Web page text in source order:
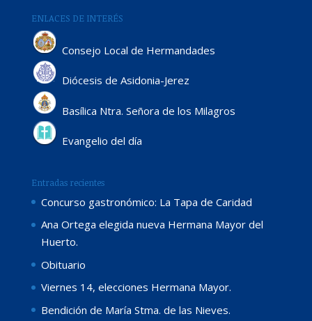
ENLACES DE INTERÉS
Consejo Local de Hermandades
Diócesis de Asidonia-Jerez
Basílica Ntra. Señora de los Milagros
Evangelio del día
Entradas recientes
Concurso gastronómico: La Tapa de Caridad
Ana Ortega elegida nueva Hermana Mayor del
Huerto.
Obituario
Viernes 14, elecciones Hermana Mayor.
Bendición de María Stma. de las Nieves.